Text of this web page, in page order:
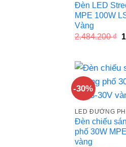
Đèn LED
MPE 100W
Vàng
2.484.200₫
-30%
LED ĐƯỜNG
Đèn chiếu
phố 30W
vàng